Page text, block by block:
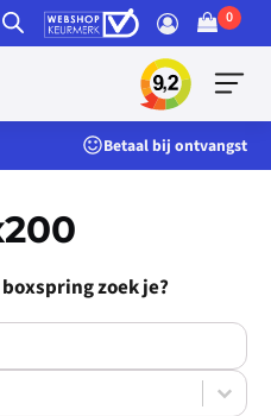
Betaal bij ontvangst
zoek je?